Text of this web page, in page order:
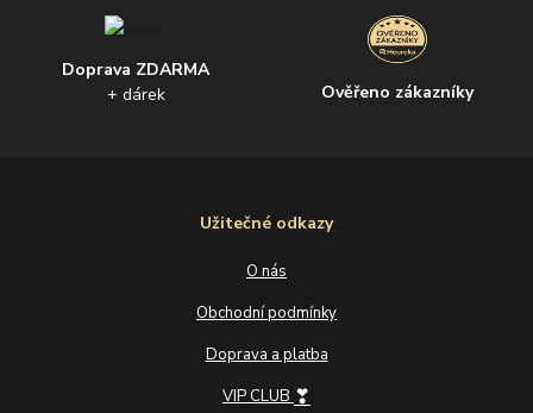
Doprava ZDARMA
+ dárek
Ověřeno zákazníky
Užitečné odkazy
O nás
Obchodní podmínky
Doprava a platba
VIP CLUB ❣